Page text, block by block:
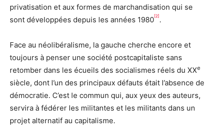
privatisation et aux formes de marchandisation qui se
sont développées depuis les années 1980[2] .
Face au néolibéralisme, la gauche cherche encore et
toujours à penser une société postcapitaliste sans
retomber dans les écueils des socialismes réels du XXe
siècle, dont l’un des principaux défauts était l’absence de
démocratie. C’est le commun qui, aux yeux des auteurs,
servira à fédérer les militantes et les militants dans un
projet alternatif au capitalisme.